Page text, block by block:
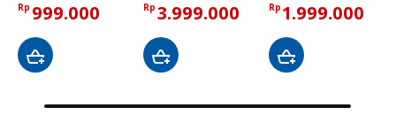
Rp 999.000 Rp 3.999.000 Rp 1.999.000